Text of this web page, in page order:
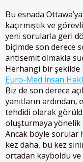
Bu esnada
kaçırmıştık ve
yeni sorularla geri
biçimde son derece
antisemit olmakla
Herhangi bir şekilde
Euro-Med İnsan
Biz de son derece
yanıtların
tehdidi olarak
oluşturmaya
Ancak böyle sorular
kez daha, bu kez
ortadan kayboldu ve